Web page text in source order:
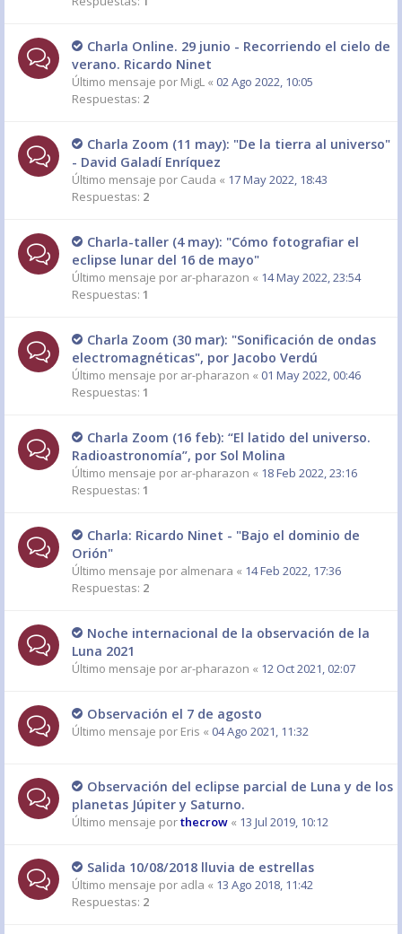
Charla Online. 29 junio - Recorriendo el cielo de
verano. Ricardo Ninet
Último mensaje por MigL « 02 Ago 2022, 10:05
Respuestas: 2
Charla Zoom (11 may): "De la tierra al universo"
- David Galadí Enríquez
Último mensaje por Cauda « 17 May 2022, 18:43
Respuestas: 2
Charla-taller (4 may): "Cómo fotografiar el
eclipse lunar del 16 de mayo"
Último mensaje por ar-pharazon « 14 May 2022, 23:54
Respuestas: 1
Charla Zoom (30 mar): "Sonificación de ondas
electromagnéticas", por Jacobo Verdú
Último mensaje por ar-pharazon « 01 May 2022, 00:46
Respuestas: 1
Charla Zoom (16 feb): “El latido del universo.
Radioastronomía”, por Sol Molina
Último mensaje por ar-pharazon « 18 Feb 2022, 23:16
Respuestas: 1
Charla: Ricardo Ninet - "Bajo el dominio de
Orión"
Último mensaje por almenara « 14 Feb 2022, 17:36
Respuestas: 2
Noche internacional de la observación de la
Luna 2021
Último mensaje por ar-pharazon « 12 Oct 2021, 02:07
Observación el 7 de agosto
Último mensaje por Eris « 04 Ago 2021, 11:32
Observación del eclipse parcial de Luna y de los
planetas Júpiter y Saturno.
Último mensaje porthecrow « 13 Jul 2019, 10:12
Salida 10/08/2018 lluvia de estrellas
Último mensaje por adla « 13 Ago 2018, 11:42
Respuestas: 2